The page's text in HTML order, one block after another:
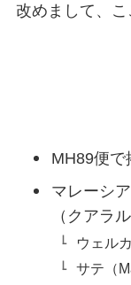
改めまして、こ
MH89便で
マレーシ
（クアラ
ウェル
サテ（